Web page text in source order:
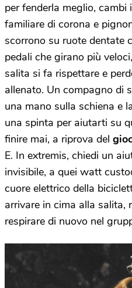
per fenderla meglio,
familiare di corona e
scorrono su ruote dentate
pedali che girano più
salita si fa rispettare e
allenato. Un compagno di
una mano sulla schiena e
una spinta per aiutarti su
finire mai, a riprova del
E. In extremis, chiedi un
invisibile, a quei watt
cuore elettrico della
arrivare in cima alla salita,
respirare di nuovo nel